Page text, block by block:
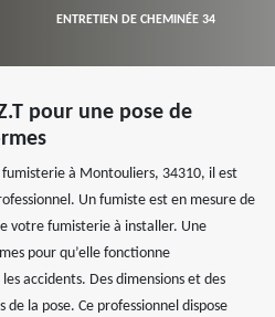
ENTRETIEN DE CHEMINÉE 34
pour une pose de
fumisterie à Montouliers, 34310, il est
Un fumiste est en mesure de
votre fumisterie à installer. Une
pour qu’elle fonctionne
accidents. Des dimensions et des
la pose. Ce professionnel dispose